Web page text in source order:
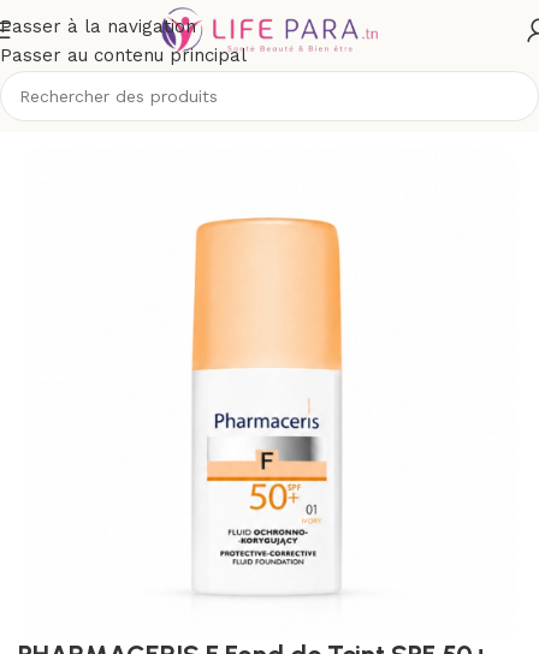
Passer à la navigation
Passer au contenu principal
Accueil/Boutique/Visage/Maquillage/Fond de teint fluide